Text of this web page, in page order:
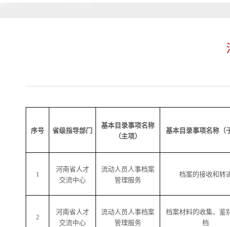
序号 省级指导部门
基本目录事项名称
（主项）
基本目录事项名称（
1
河南省人才
交流中心
流动人员人事档案
管理服务
档案的接收和转
2
河南省人才
交流中心
流动人员人事档案
管理服务
档案材料的收集、鉴
档